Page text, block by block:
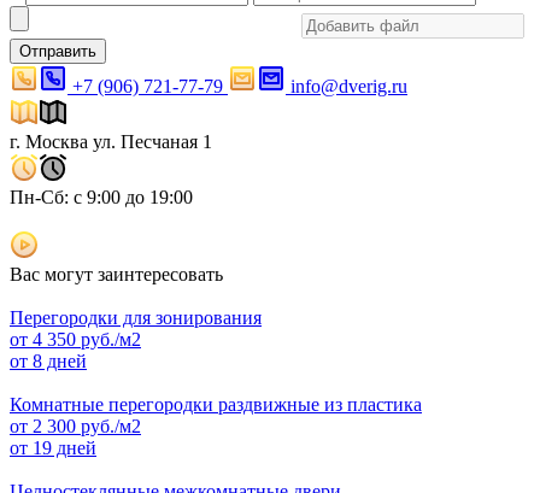
Отправить
+7 (906) 721-77-79 info@dverig.ru
г. Москва ул. Песчаная 1
Пн-Сб: с 9:00 до 19:00
Вас могут заинтересовать
Перегородки для зонирования
от 4 350 руб./м2
от 8 дней
Комнатные перегородки раздвижные из пластика
от 2 300 руб./м2
от 19 дней